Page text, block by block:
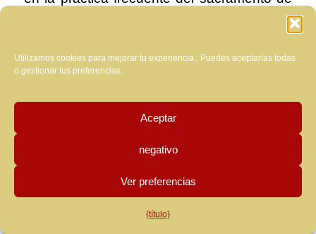
Utilizamos cookies para mejorar tu experiencia.. Puedes aceptarlas todas
o gestionar tus preferencias.
Aceptar
negativo
Ver preferencias
{título}
la Confesión y en la participación en la
Santa Misa. Como el Padre Pío de
Pietrelcina, alejaba a quienes recurrían a él
por mera curiosidad, por superstición o
situación de pecado. Era áspero, como ya
las conciencias y acercarlas nuevamente a
personas recuperaron una intensa vida
espiritual después de haberlo conocido. No